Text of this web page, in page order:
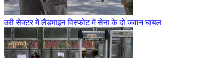
उरी सेक्टर में लैंडमाइन विस्फोट में सेना के दो जवान घायल